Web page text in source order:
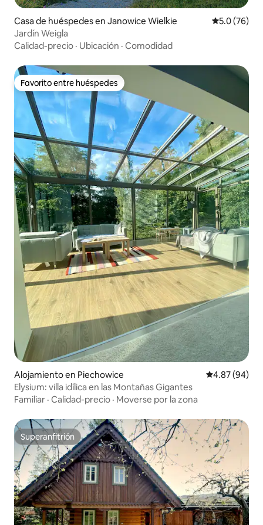
Casa de huéspedes en Janowice Wielkie Calificación
5.0 (76)
Jardín Weigla
Calidad-precio · Ubicación · Comodidad
Favorito entre huéspedes
Favorito entre huéspedes
Alojamiento en Piechowice Calificación
4.87 (94)
Elysium: villa idílica en las Montañas Gigantes
Familiar · Calidad-precio · Moverse por la zona
Superanfitrión
Superanfitrión